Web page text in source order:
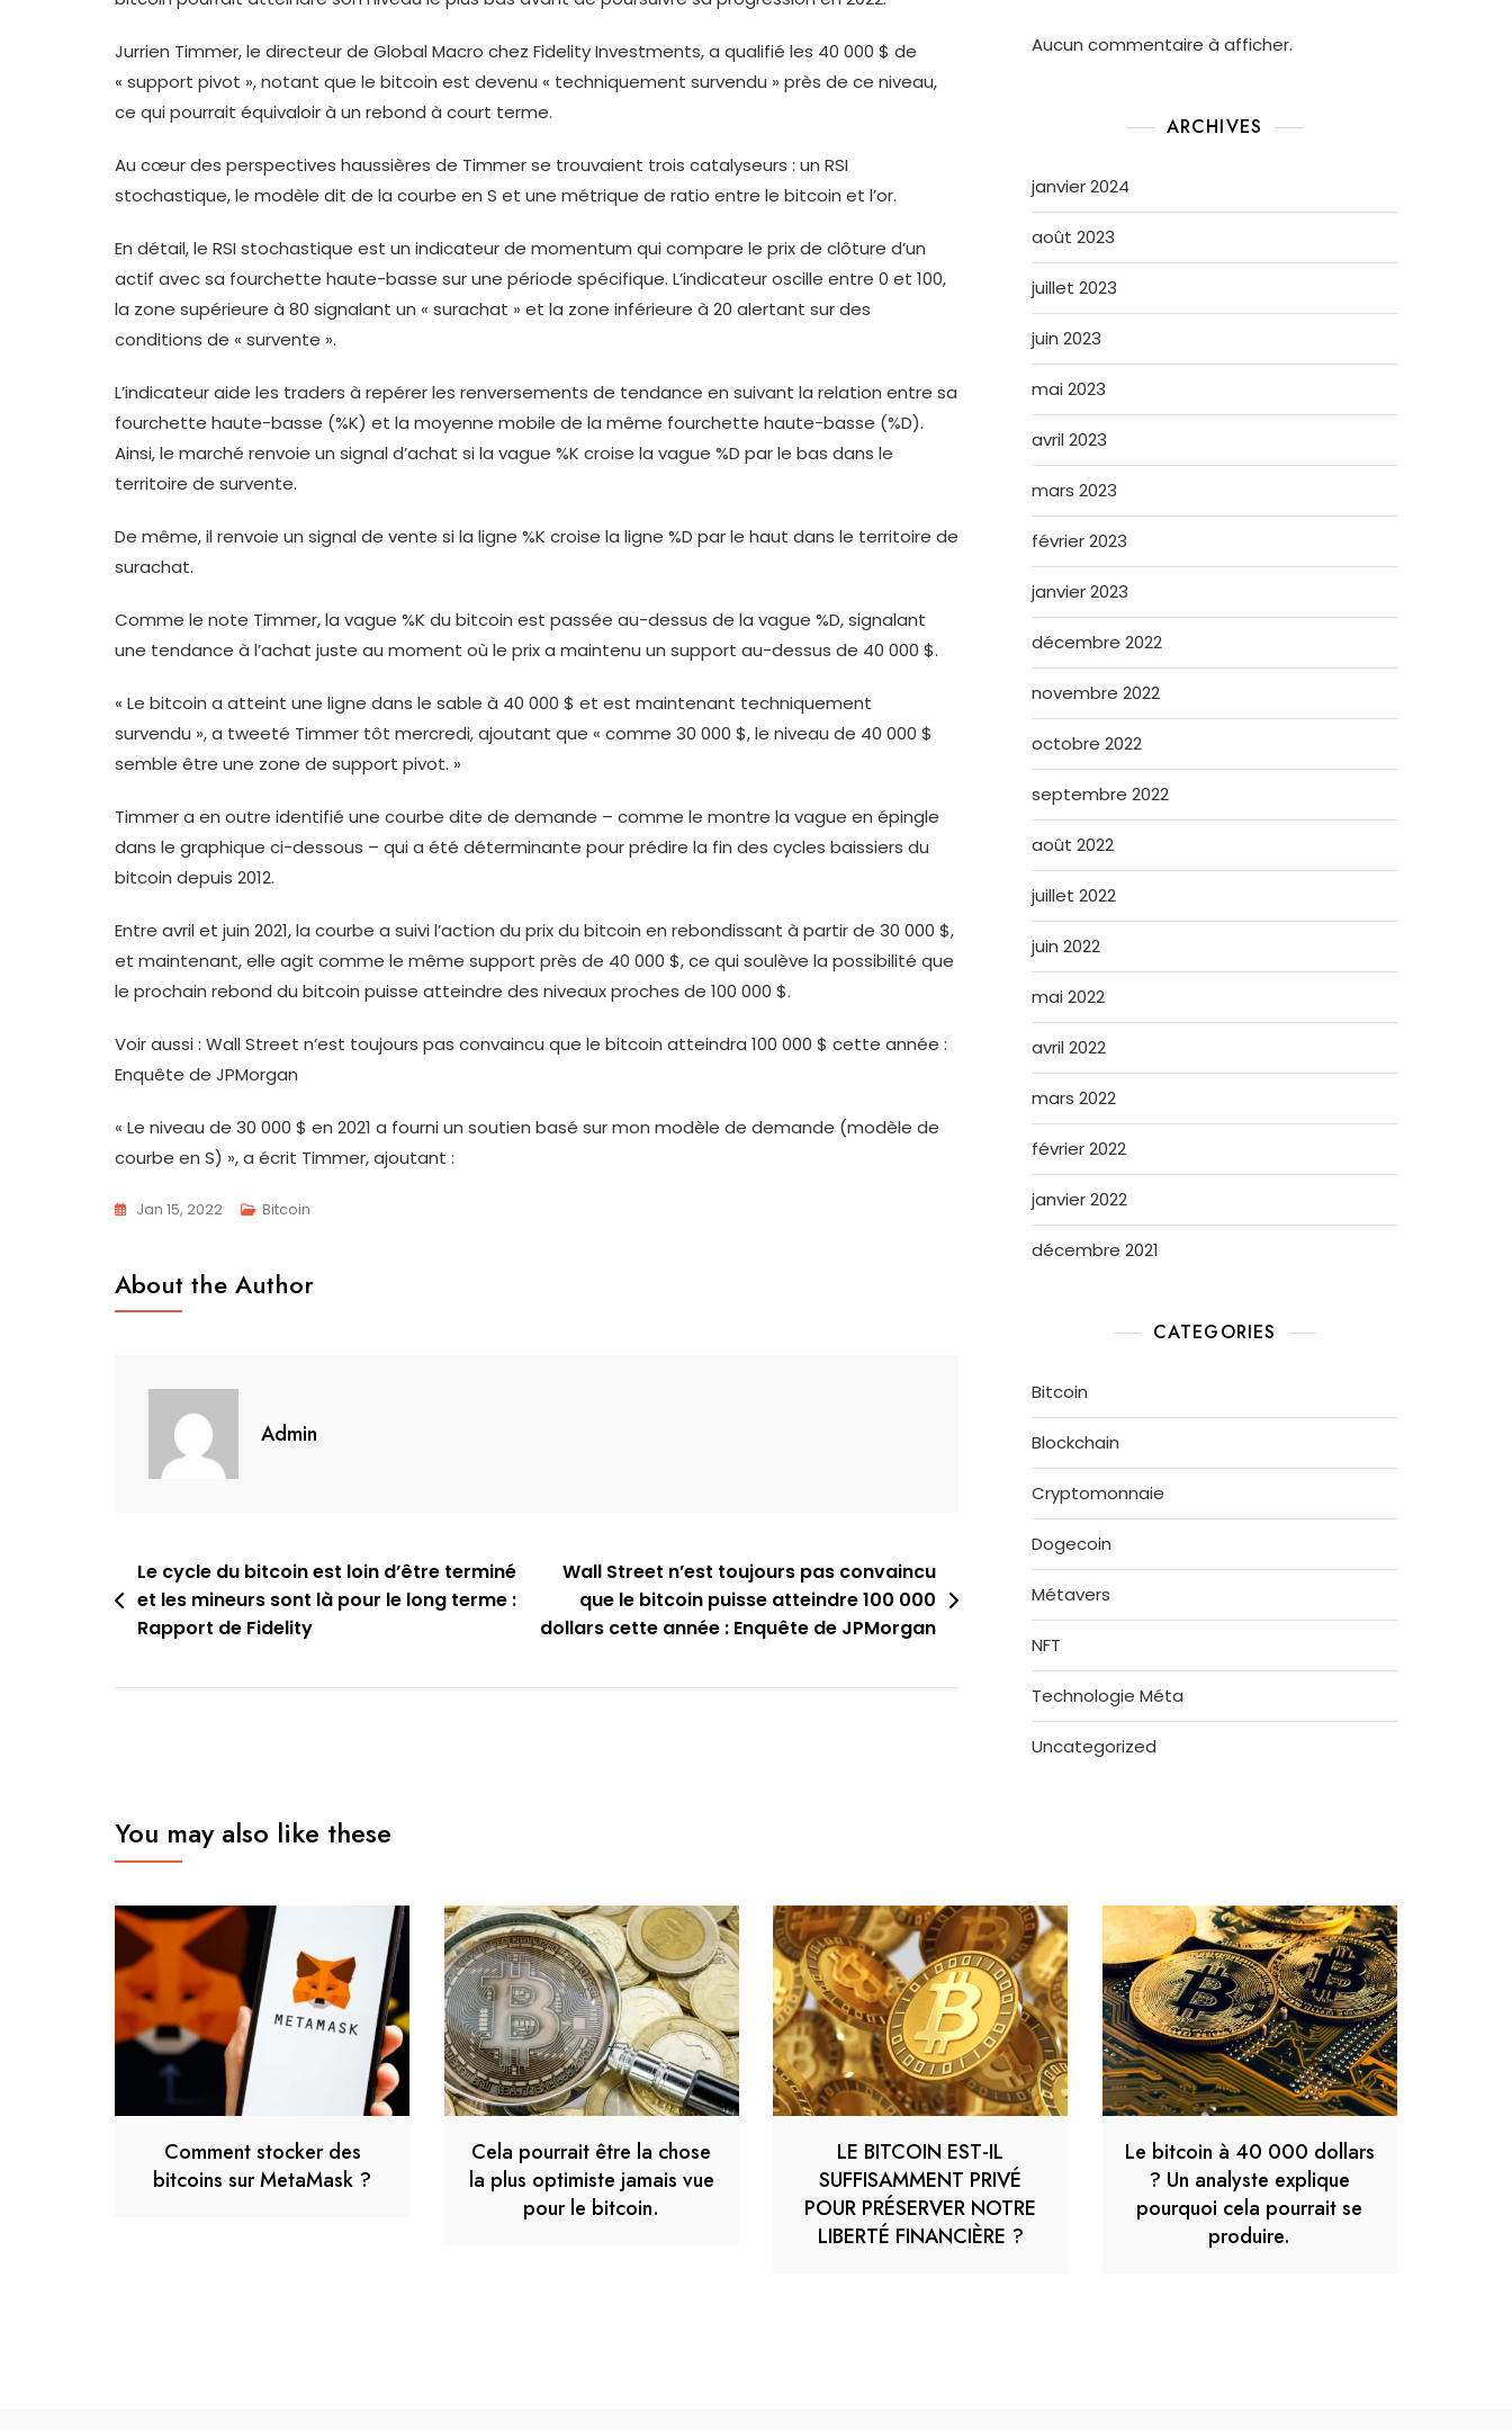
Jurrien Timmer, le directeur de Global Macro chez Fidelity Investments, a qualifié les 40 000 $ de
« support pivot », notant que le bitcoin est devenu « techniquement survendu » près de ce niveau,
ce qui pourrait équivaloir à un rebond à court terme.
Au cœur des perspectives haussières de Timmer se trouvaient trois catalyseurs : un RSI
stochastique, le modèle dit de la courbe en S et une métrique de ratio entre le bitcoin et l’or.
En détail, le RSI stochastique est un indicateur de momentum qui compare le prix de clôture d’un
actif avec sa fourchette haute-basse sur une période spécifique. L’indicateur oscille entre 0 et 100,
la zone supérieure à 80 signalant un « surachat » et la zone inférieure à 20 alertant sur des
conditions de « survente ».
L’indicateur aide les traders à repérer les renversements de tendance en suivant la relation entre sa
fourchette haute-basse (%K) et la moyenne mobile de la même fourchette haute-basse (%D).
Ainsi, le marché renvoie un signal d’achat si la vague %K croise la vague %D par le bas dans le
territoire de survente.
De même, il renvoie un signal de vente si la ligne %K croise la ligne %D par le haut dans le territoire de
surachat.
Comme le note Timmer, la vague %K du bitcoin est passée au-dessus de la vague %D, signalant
une tendance à l’achat juste au moment où le prix a maintenu un support au-dessus de 40 000 $.
« Le bitcoin a atteint une ligne dans le sable à 40 000 $ et est maintenant techniquement
survendu », a tweeté Timmer tôt mercredi, ajoutant que « comme 30 000 $, le niveau de 40 000 $
semble être une zone de support pivot. »
Timmer a en outre identifié une courbe dite de demande – comme le montre la vague en épingle
dans le graphique ci-dessous – qui a été déterminante pour prédire la fin des cycles baissiers du
bitcoin depuis 2012.
Entre avril et juin 2021, la courbe a suivi l’action du prix du bitcoin en rebondissant à partir de 30 000 $,
et maintenant, elle agit comme le même support près de 40 000 $, ce qui soulève la possibilité que
le prochain rebond du bitcoin puisse atteindre des niveaux proches de 100 000 $.
Voir aussi : Wall Street n’est toujours pas convaincu que le bitcoin atteindra 100 000 $ cette année :
Enquête de JPMorgan
« Le niveau de 30 000 $ en 2021 a fourni un soutien basé sur mon modèle de demande (modèle de
courbe en S) », a écrit Timmer, ajoutant :
Jan 15, 2022 Bitcoin
About the Author
Admin
Navigation
de
l’article
Le cycle du bitcoin est loin d’être terminé
et les mineurs sont là pour le long terme :
Rapport de Fidelity
Wall Street n’est toujours pas convaincu
que le bitcoin puisse atteindre 100 000
dollars cette année : Enquête de JPMorgan
Aucun commentaire à afficher.
ARCHIVES
janvier 2024
août 2023
juillet 2023
juin 2023
mai 2023
avril 2023
mars 2023
février 2023
janvier 2023
décembre 2022
novembre 2022
octobre 2022
septembre 2022
août 2022
juillet 2022
juin 2022
mai 2022
avril 2022
mars 2022
février 2022
janvier 2022
décembre 2021
CATEGORIES
Bitcoin
Blockchain
Cryptomonnaie
Dogecoin
Métavers
NFT
Technologie Méta
Uncategorized
You may also like these
Comment stocker des
bitcoins sur MetaMask ?
Cela pourrait être la chose
la plus optimiste jamais vue
pour le bitcoin.
LE BITCOIN EST-IL
SUFFISAMMENT PRIVÉ
POUR PRÉSERVER NOTRE
LIBERTÉ FINANCIÈRE ?
Le bitcoin à 40 000 dollars
? Un analyste explique
pourquoi cela pourrait se
produire.